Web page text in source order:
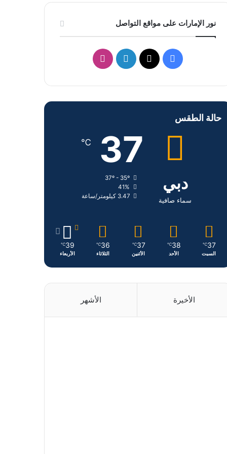
نور الإمارات على مواقع التواصل
س
و
ك
ن
د
إ
ن
س
م
حالة الطقس
دبي
سماء صافية
37
℃
41%
3.47 كيلومتر/ساعة
37
℃
السبت
38
℃
الأحد
37
℃
الأثنين
36
℃
الثلاثاء
39
℃
الأربعاء
الأخيرة الأشهر